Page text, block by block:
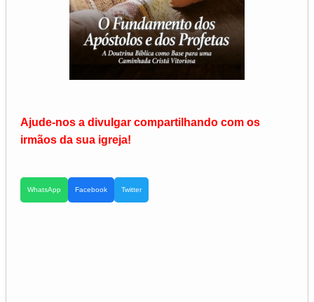
Ajude-nos a divulgar compartilhando com os
irmãos da sua igreja!
WhatsApp Facebook Twitter